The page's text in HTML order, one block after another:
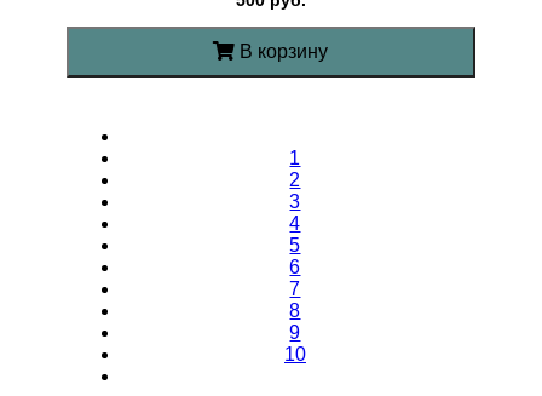
В корзину
1
2
3
4
5
6
7
8
9
10